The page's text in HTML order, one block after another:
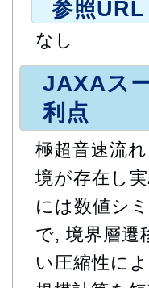
参照URL
なし
JAXAス
利点
極超音速流
境が存在し
には数値シ
で, 境界層遷
い圧縮性に